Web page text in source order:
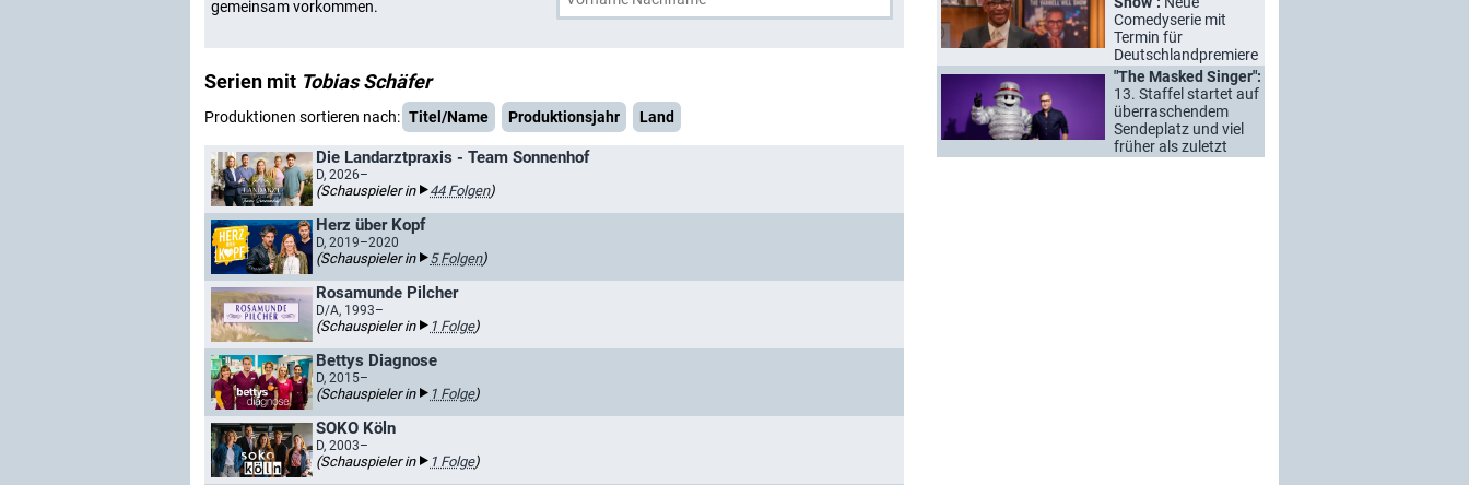
gemeinsam vorkommen.
Serien mit Tobias Schäfer
Produktionen sortieren nach: Titel/Name Produktionsjahr Land
Die Landarztpraxis - Team Sonnenhof
D, 2026–
(Schauspieler in 44 Folgen)
Herz über Kopf
D, 2019–2020
(Schauspieler in 5 Folgen)
Rosamunde Pilcher
D/A, 1993–
(Schauspieler in 1 Folge)
Bettys Diagnose
D, 2015–
(Schauspieler in 1 Folge)
SOKO Köln
D, 2003–
(Schauspieler in 1 Folge)
Comedyserie mit
Termin für
Deutschlandpremiere
"The Masked Singer":
13. Staffel startet auf
überraschendem
Sendeplatz und viel
früher als zuletzt